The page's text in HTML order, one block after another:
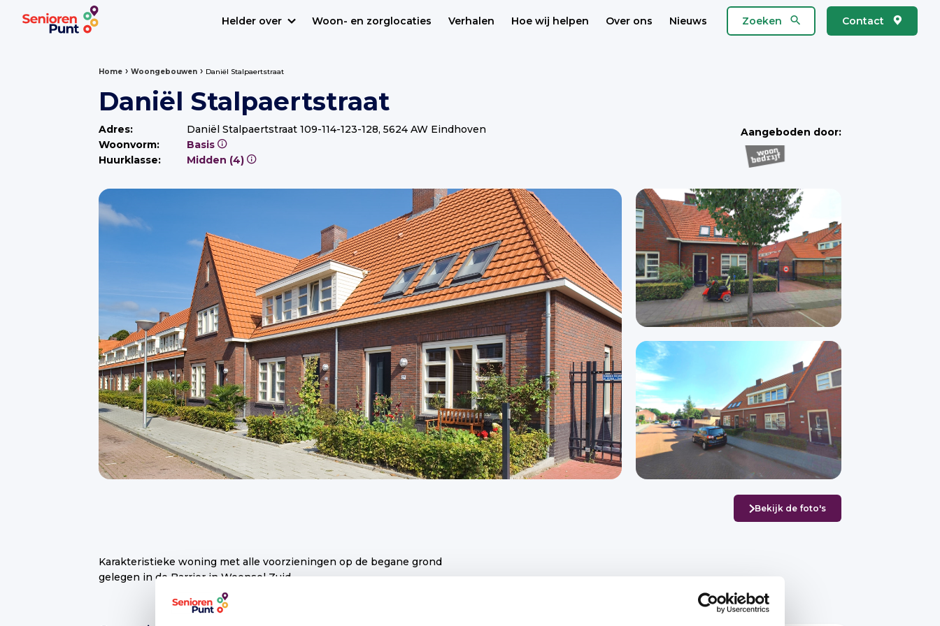
Helder over Woon- en zorglocaties Verhalen Hoe wij helpen Over ons Nieuws Zoeken Contact
Home ›Woongebouwen › Daniël Stalpaertstraat
Daniël Stalpaertstraat
Adres:
Daniël Stalpaertstraat 109-114-123-128, 5624 AW Eindhoven
Woonvorm:
Basis
Huurklasse:
Midden (4)
Aangeboden door:
Bekijk de foto's
Karakteristieke woning met alle voorzieningen op de begane grond
gelegen in de Barrier in Woensel Zuid.